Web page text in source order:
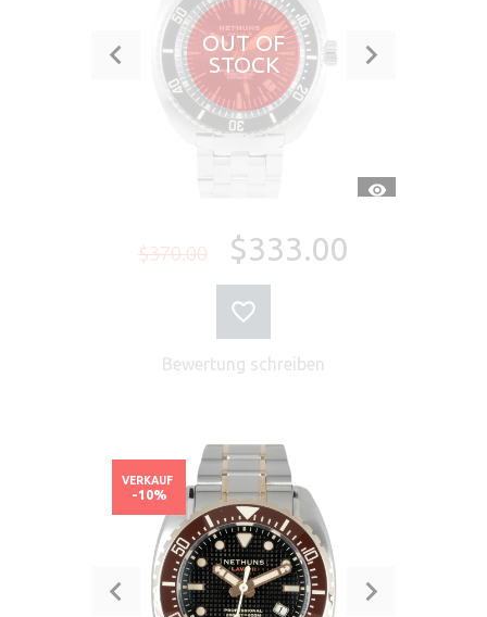
OUT OF
STOCK
$370.00 $333.00
Bewertung schreiben
VERKAUF
-10%